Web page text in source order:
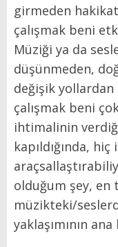
girmeden
çalışmak beni
Müziği ya da
düşünmeden,
değişik yollardan
çalışmak beni
ihtimalinin
kapıldığında,
olduğum şey, en
müzikteki/
yaklaşımının